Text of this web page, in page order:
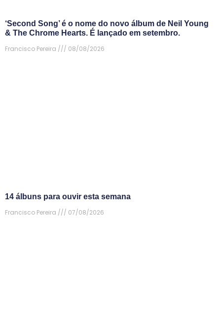
‘Second Song’ é o nome do novo álbum de Neil Young
& The Chrome Hearts. É lançado em setembro.
Francisco Pereira
08/08/2026
14 álbuns para ouvir esta semana
Francisco Pereira
07/08/2026